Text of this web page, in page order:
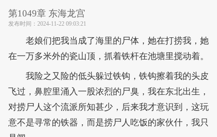
第1049章 东海龙宫
发布时间： 2024-11-22 09:03:21
老娘们把我当成了海里的尸体，她在打捞我，她
在一万多米外的瓷山顶，抓着铁杆在池塘里搅动着。
我险之又险的低头躲过铁钩，铁钩擦着我的头皮
飞过，鼻腔里涌入一股浓烈的尸臭，我在东北出生，
对捞尸人这个流派所知甚少，后来我才意识到，这玩
意不是寻常的铁器，而是捞尸人吃饭的家伙什，我只